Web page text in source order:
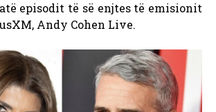
episodit të së enjtes të emisionit
Andy Cohen Live.